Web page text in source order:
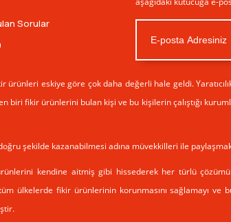
Sorular
eskiye göre çok daha değerli hale geldi.
fikir ürünlerini bulan kişi ve bu kişilerin çalıştığı
şekilde kazanabilmesi adına müvekkilleri ile
kendine aitmiş gibi hissederek her türlü
ülkelerde fikir ürünlerinin korunmasını sağlamayı ve